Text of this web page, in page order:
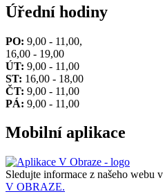
Úřední hodiny
PO: 9,00 - 11,00,
16,00 - 19,00
ÚT: 9,00 - 11,00
ST: 16,00 - 18,00
ČT: 9,00 - 11,00
PÁ: 9,00 - 11,00
Mobilní aplikace
Sledujte informace z našeho webu v
V OBRAZE.